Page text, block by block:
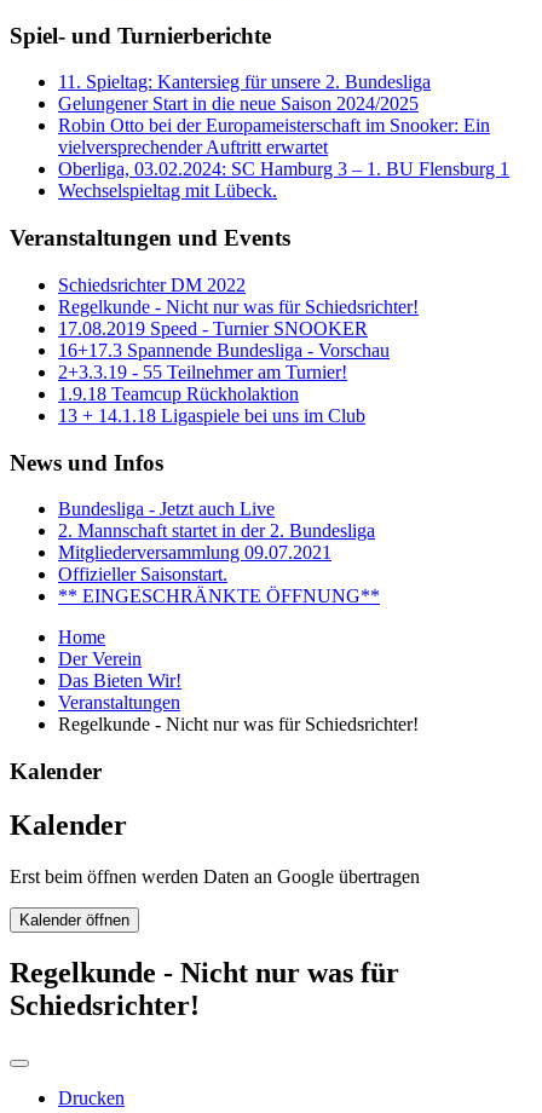
Spiel- und Turnierberichte
11. Spieltag: Kantersieg für unsere 2. Bundesliga
Gelungener Start in die neue Saison 2024/2025
Robin Otto bei der Europameisterschaft im Snooker: Ein
vielversprechender Auftritt erwartet
Oberliga, 03.02.2024: SC Hamburg 3 – 1. BU Flensburg 1
Wechselspieltag mit Lübeck.
Veranstaltungen und Events
Schiedsrichter DM 2022
Regelkunde - Nicht nur was für Schiedsrichter!
17.08.2019 Speed - Turnier SNOOKER
16+17.3 Spannende Bundesliga - Vorschau
2+3.3.19 - 55 Teilnehmer am Turnier!
1.9.18 Teamcup Rückholaktion
13 + 14.1.18 Ligaspiele bei uns im Club
News und Infos
Bundesliga - Jetzt auch Live
2. Mannschaft startet in der 2. Bundesliga
Mitgliederversammlung 09.07.2021
Offizieller Saisonstart.
** EINGESCHRÄNKTE ÖFFNUNG**
Home
Der Verein
Das Bieten Wir!
Veranstaltungen
Regelkunde - Nicht nur was für Schiedsrichter!
Kalender
Kalender
Erst beim öffnen werden Daten an Google übertragen
Kalender öffnen
Regelkunde - Nicht nur was für
Schiedsrichter!
Drucken